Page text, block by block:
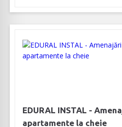
EDURAL INSTAL -
apartamente la cheie